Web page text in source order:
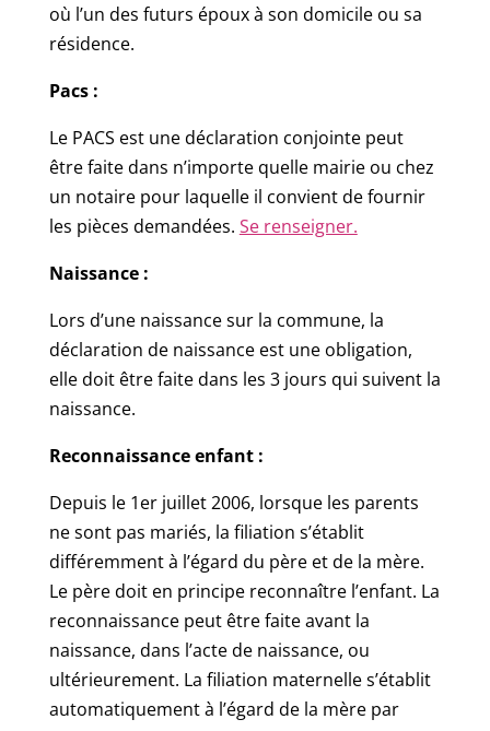
où l’un des futurs époux à son domicile ou sa
résidence.
Pacs :
Le PACS est une déclaration conjointe peut
être faite dans n’importe quelle mairie ou chez
un notaire pour laquelle il convient de fournir
les pièces demandées. Se renseigner.
Naissance :
Lors d’une naissance sur la commune, la
déclaration de naissance est une obligation,
elle doit être faite dans les 3 jours qui suivent la
naissance.
Reconnaissance enfant :
Depuis le 1er juillet 2006, lorsque les parents
ne sont pas mariés, la filiation s’établit
différemment à l’égard du père et de la mère.
Le père doit en principe reconnaître l’enfant. La
reconnaissance peut être faite avant la
naissance, dans l’acte de naissance, ou
ultérieurement. La filiation maternelle s’établit
automatiquement à l’égard de la mère par